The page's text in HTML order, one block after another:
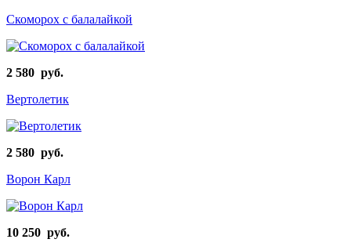
Скоморох с балалайкой
2 580 руб.
Вертолетик
2 580 руб.
Ворон Карл
10 250 руб.